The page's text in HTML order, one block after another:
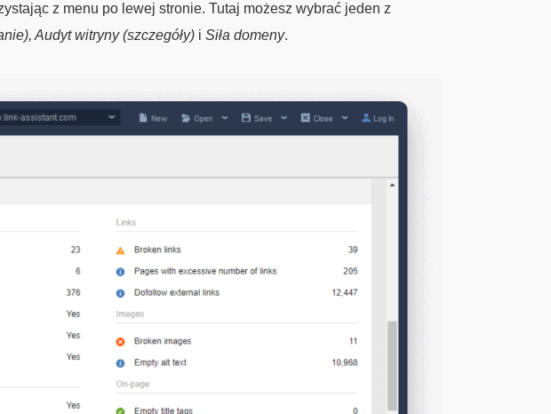
z menu po lewej stronie. Tutaj możesz wybrać jeden z
Audyt witryny (szczegóły) i Siła domeny.